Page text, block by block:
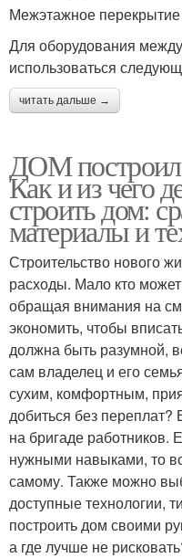
Межэтажное
Для оборудования
использоваться
читать дальше →
ДОМ построил
Как и из чего
строить дом:
материалы и
Строительство нового
расходы. Мало кто
обращая внимания на
экономить, чтобы
должна быть разумной,
сам владелец и его
сухим, комфортным,
добиться без
на бригаде работников.
нужными навыками, то
самому. Также можно
доступные технологии,
построить дом своими
а где лучше не